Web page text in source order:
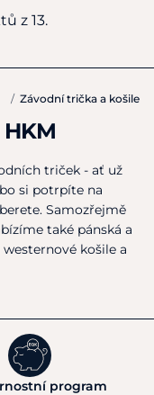
z 13.
/ Závodní trička a košile
triček - ať už
si potrpíte na
Samozřejmě
také pánská a
košile a
program